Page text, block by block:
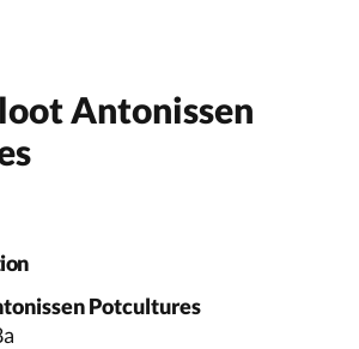
Antonissen
Potcultures